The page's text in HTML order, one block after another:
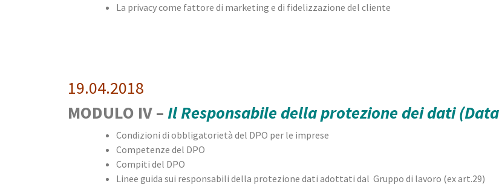
La privacy come fattore di marketing e di fidelizzazione del cliente
19.04.2018
MODULO IV –Il Responsabile della protezione dei dati
Condizioni di obbligatorietà del DPO per le imprese
Competenze del DPO
Compiti del DPO
Linee guida sui responsabili della protezione dati adottati dal Gruppo di lavoro (ex art.29)